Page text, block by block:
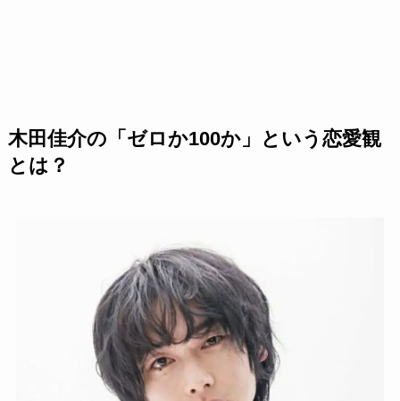
木田佳介の「ゼロか100か」という恋愛観
とは？